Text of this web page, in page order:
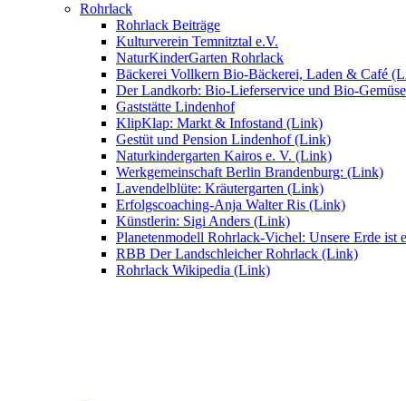
Rohrlack
Rohrlack Beiträge
Kulturverein Temnitztal e.V.
NaturKinderGarten Rohrlack
Bäckerei Vollkern Bio-Bäckerei, Laden & Café
Der Landkorb: Bio-Lieferservice und Bio-
Gaststätte Lindenhof
KlipKlap: Markt & Infostand (Link)
Gestüt und Pension Lindenhof (Link)
Naturkindergarten Kairos e. V. (Link)
Werkgemeinschaft Berlin Brandenburg: (Link)
Lavendelblüte: Kräutergarten (Link)
Erfolgscoaching-Anja Walter Ris (Link)
Künstlerin: Sigi Anders (Link)
Planetenmodell Rohrlack-Vichel: Unsere Erde ist
RBB Der Landschleicher Rohrlack (Link)
Rohrlack Wikipedia (Link)